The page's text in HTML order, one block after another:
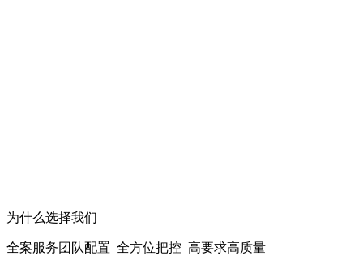
为什么选择我们
全案服务团队配置 全方位把控 高要求高质量